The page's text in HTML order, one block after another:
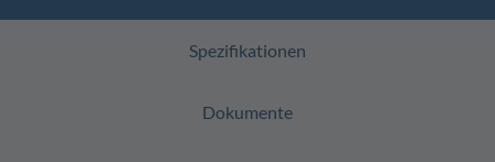
Spezifikationen
Dokumente